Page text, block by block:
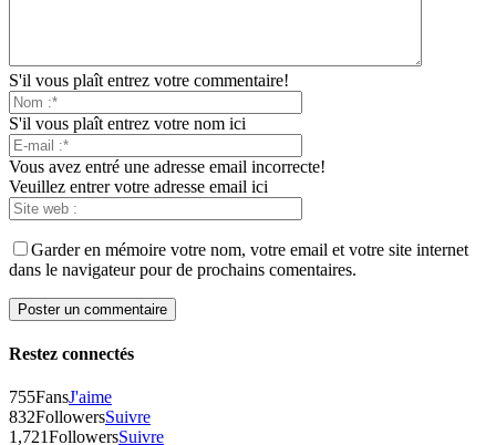
S'il vous plaît entrez votre commentaire!
S'il vous plaît entrez votre nom ici
Vous avez entré une adresse email incorrecte!
Veuillez entrer votre adresse email ici
Garder en mémoire votre nom, votre email et votre site internet
dans le navigateur pour de prochains comentaires.
Restez connectés
755FansJ'aime
832FollowersSuivre
1,721FollowersSuivre